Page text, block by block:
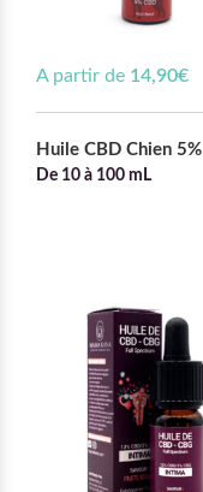
A partir de 14,90€
Huile CBD Chien 5%
De 10 à 100 mL